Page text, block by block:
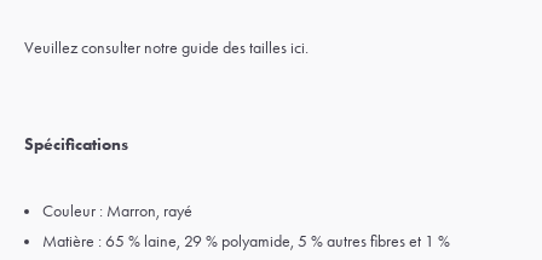
Veuillez consulter notre guide des tailles ici.
Spécifications
Couleur : Marron, rayé
Matière : 65 % laine, 29 % polyamide, 5 % autres fibres et 1 %